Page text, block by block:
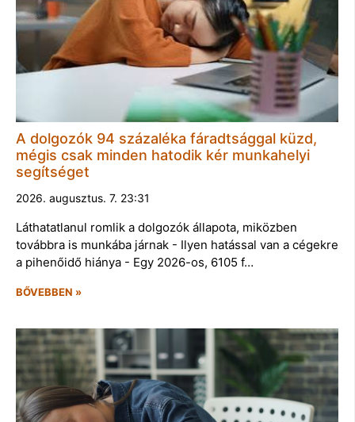
A dolgozók 94 százaléka fáradtsággal küzd,
mégis csak minden hatodik kér munkahelyi
segítséget
2026. augusztus. 7. 23:31
Láthatatlanul romlik a dolgozók állapota, miközben
továbbra is munkába járnak - Ilyen hatással van a cégekre
a pihenőidő hiánya - Egy 2026-os, 6105 f…
BŐVEBBEN »